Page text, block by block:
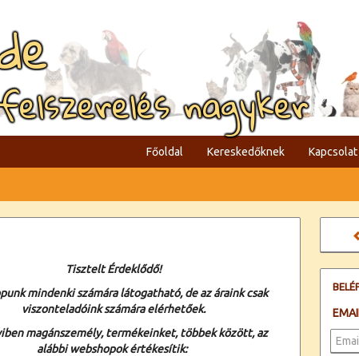
nagyker
Főoldal Kereskedőknek Kapcsolat
Tisztelt Érdeklődő!
mindenki számára látogatható, de az áraink csak
viszonteladóink számára elérhetőek.
magánszemély, termékeinket, többek között, az
alábbi webshopok értékesítik: